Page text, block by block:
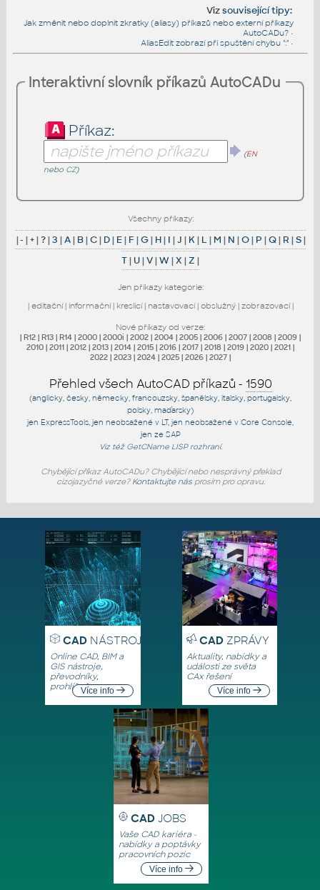
Vizsouvisející tipy:
Jak změnit nebo doplnit zkratky (aliasy) příkazů nebo externí příkazy
AutoCADu? •
AliasEdit zobrazí při spuštění chybu ":" •
Interaktivní slovník příkazů AutoCADu
Příkaz:
(EN
nebo CZ)
Všechny příkazy:
|- |+|?|3 |A| B|C| D| E| F |G| H| I |J | K| L | M | N |O| P |Q| R |S|
T| U|V|W|X |Z |
Jen příkazy kategorie:
| editační| informační| kreslicí| nastavovací| obslužný| zobrazovací|
Nové příkazy od verze:
| R12 | R13 | R14 | 2000 | 2000i | 2002 | 2004 | 2005 | 2006 | 2007 | 2008 | 2009 |
2010 | 2011 | 2012 | 2013 | 2014 | 2015 | 2016 | 2017 | 2018 | 2019 | 2020 | 2021 |
2022 | 2023 | 2024 | 2025 | 2026 | 2027 |
Přehled všech AutoCAD příkazů - 1590
(anglicky, česky, německy, francouzsky, španělsky, italsky, portugalsky,
polsky, maďarsky)
jen ExpressTools , jen neobsažené v LT, jen neobsažené v Core Console
jen ze SAP
Viz též GetCNameLISP rozhraní.
Chybějící příkaz AutoCADu? Chybějící nebo nesprávný překlad
cizojazyčné verze? Kontaktujte násprosím pro opravu.
CADNÁSTROJE
Online CAD, BIM a
GIS nástroje,
převodníky,
prohlížečeVíce info
CADZPRÁVY
Aktuality, nabídky a
události ze světa
CAx řešení
Více info
CAD JOBS
Vaše CAD kariéra -
nabídky a poptávky
pracovních pozic
Více info